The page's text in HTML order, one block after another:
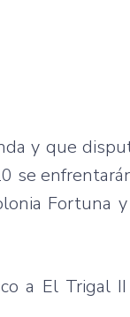
y que
se
Fortuna
a El Trigal II